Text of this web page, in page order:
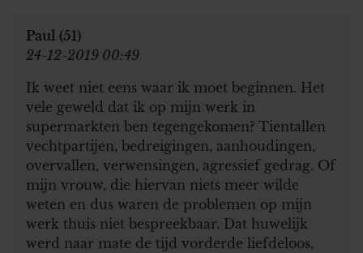
Paul (51)
24-12-2019 00:49
Ik weet niet eens waar ik moet beginnen. Het
vele geweld dat ik op mijn werk in
supermarkten ben tegengekomen? Tientallen
vechtpartijen, bedreigingen, aanhoudingen,
overvallen, verwensingen, agressief gedrag. Of
mijn vrouw, die hiervan niets meer wilde
weten en dus waren de problemen op mijn
werk thuis niet bespreekbaar. Dat huwelijk
werd naar mate de tijd vorderde liefdeloos,